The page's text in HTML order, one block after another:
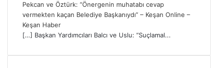
Pekcan ve Öztürk: “Önergenin muhatabı cevap
vermekten kaçan Belediye Başkanıydı” – Keşan Online –
Keşan Haber
[…] Başkan Yardımcıları Balcı ve Uslu: “Suçlamal...